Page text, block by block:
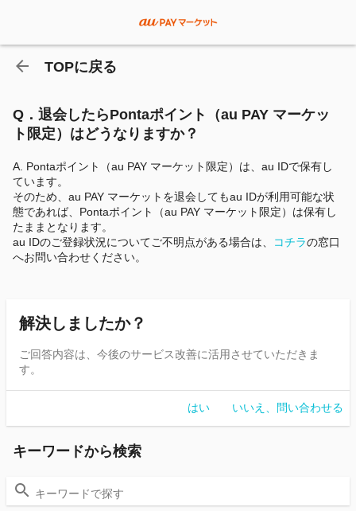
TOPに戻る
Q．退会したらPontaポイント（au PAY マーケッ
ト限定）はどうなりますか？
A. Pontaポイント（au PAY マーケット限定）は、au IDで保有し
ています。
そのため、au PAY マーケットを退会してもau IDが利用可能な状
態であれば、Pontaポイント（au PAY マーケット限定）は保有し
たままとなります。
au IDのご登録状況についてご不明点がある場合は、
コチラの窓口
へお問い合わせください。
解決しましたか？
ご回答内容は、今後のサービス改善に活用させていただきま
す。
はい いいえ、問い合わせる
キーワードから検索